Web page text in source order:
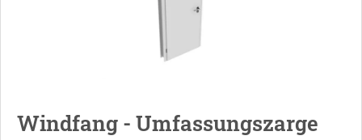
Windfang - Umfassungszarge